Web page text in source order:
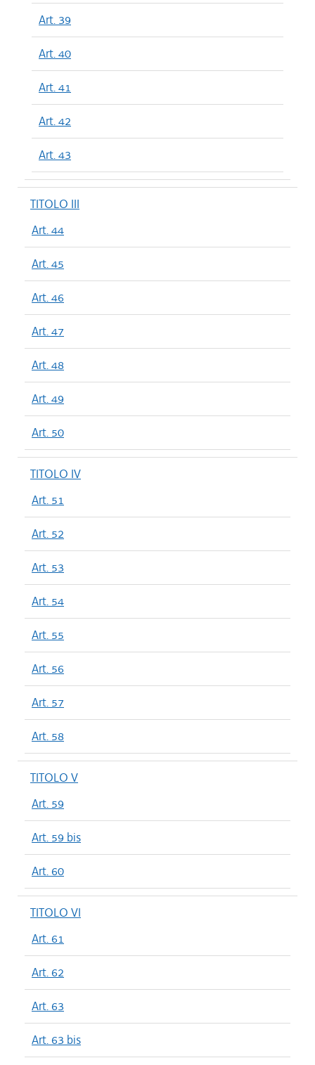
Art. 39
Art. 40
Art. 41
Art. 42
Art. 43
TITOLO III
Art. 44
Art. 45
Art. 46
Art. 47
Art. 48
Art. 49
Art. 50
TITOLO IV
Art. 51
Art. 52
Art. 53
Art. 54
Art. 55
Art. 56
Art. 57
Art. 58
TITOLO V
Art. 59
Art. 59 bis
Art. 60
TITOLO VI
Art. 61
Art. 62
Art. 63
Art. 63 bis